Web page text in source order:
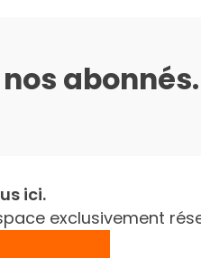
abonnés.
ici.
exclusivement